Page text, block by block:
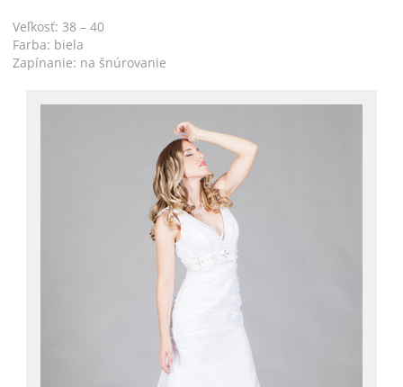
Veľkosť: 38 – 40
Farba: biela
Zapínanie: na šnúrovanie